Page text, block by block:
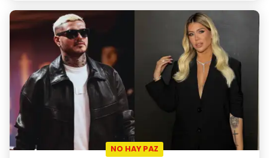
NO HAY PAZ